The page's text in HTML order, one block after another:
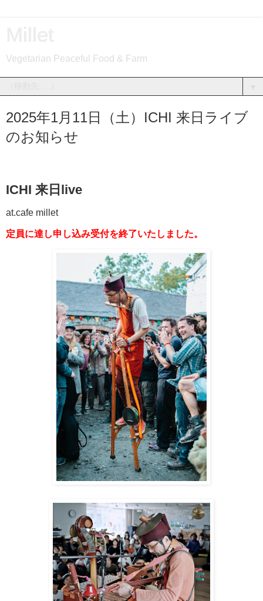
Vegetarian Peaceful Food & Farm
2025年1月11日（土）ICHI 来日ライブ
のお知らせ
ICHI 来日live
at.cafe millet
定員に達し申し込み受付を終了いたしました。